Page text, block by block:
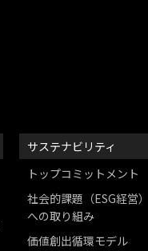
サステナビリティ
トップコミットメント
社会的課題（ESG経営）
への取り組み
価値創出循環モデル